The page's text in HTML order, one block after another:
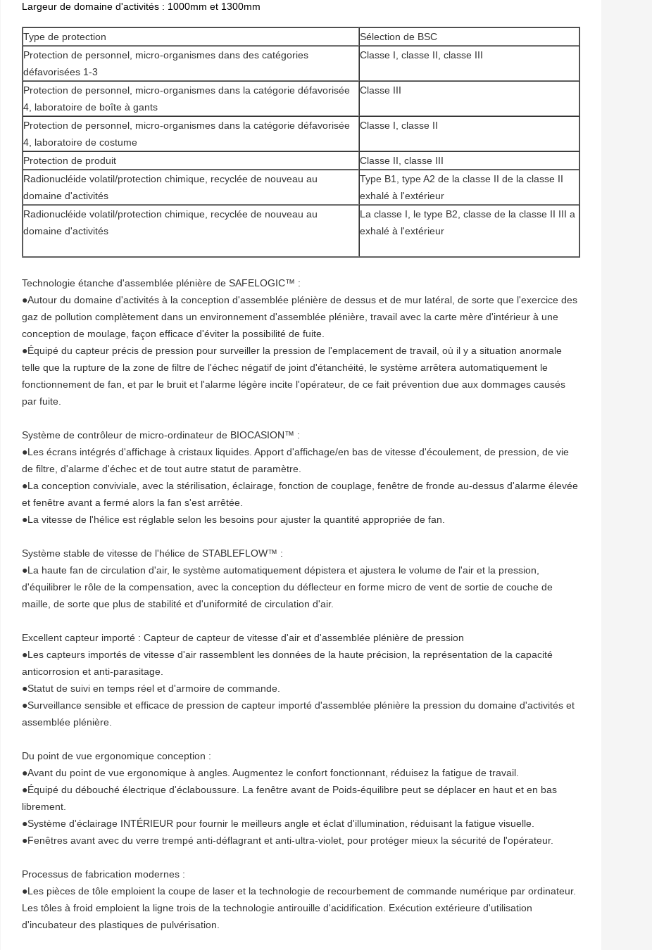
Largeur de domaine d'activités : 1000mm et 1300mm
Type de protection
Sélection de BSC
Protection de personnel, micro-organismes dans des catégories
défavorisées 1-3
Classe I, classe II, classe III
Protection de personnel, micro-organismes dans la catégorie défavorisée
4, laboratoire de boîte à gants
Classe III
Protection de personnel, micro-organismes dans la catégorie défavorisée
4, laboratoire de costume
Classe I, classe II
Protection de produit
Classe II, classe III
Radionucléide volatil/protection chimique, recyclée de nouveau au
domaine d'activités
Type B1, type A2 de la classe II de la classe II
exhalé à l'extérieur
Radionucléide volatil/protection chimique, recyclée de nouveau au
domaine d'activités
La classe I, le type B2, classe de la classe II III a
exhalé à l'extérieur
Technologie étanche d'assemblée plénière de SAFELOGIC™ :
●Autour du domaine d'activités à la conception d'assemblée plénière de dessus et de mur latéral, de sorte que l'exercice des
gaz de pollution complètement dans un environnement d'assemblée plénière, travail avec la carte mère d'intérieur à une
conception de moulage, façon efficace d'éviter la possibilité de fuite.
●Équipé du capteur précis de pression pour surveiller la pression de l'emplacement de travail, où il y a situation anormale
telle que la rupture de la zone de filtre de l'échec négatif de joint d'étanchéité, le système arrêtera automatiquement le
fonctionnement de fan, et par le bruit et l'alarme légère incite l'opérateur, de ce fait prévention due aux dommages causés
par fuite.
Système de contrôleur de micro-ordinateur de BIOCASION™ :
●Les écrans intégrés d'affichage à cristaux liquides. Apport d'affichage/en bas de vitesse d'écoulement, de pression, de vie
de filtre, d'alarme d'échec et de tout autre statut de paramètre.
●La conception conviviale, avec la stérilisation, éclairage, fonction de couplage, fenêtre de fronde au-dessus d'alarme élevée
et fenêtre avant a fermé alors la fan s'est arrêtée.
●La vitesse de l'hélice est réglable selon les besoins pour ajuster la quantité appropriée de fan.
Système stable de vitesse de l'hélice de STABLEFLOW™ :
●La haute fan de circulation d'air, le système automatiquement dépistera et ajustera le volume de l'air et la pression,
d'équilibrer le rôle de la compensation, avec la conception du déflecteur en forme micro de vent de sortie de couche de
maille, de sorte que plus de stabilité et d'uniformité de circulation d'air.
Excellent capteur importé : Capteur de capteur de vitesse d'air et d'assemblée plénière de pression
●Les capteurs importés de vitesse d'air rassemblent les données de la haute précision, la représentation de la capacité
anticorrosion et anti-parasitage.
●Statut de suivi en temps réel et d'armoire de commande.
●Surveillance sensible et efficace de pression de capteur importé d'assemblée plénière la pression du domaine d'activités et
assemblée plénière.
Du point de vue ergonomique conception :
●Avant du point de vue ergonomique à angles. Augmentez le confort fonctionnant, réduisez la fatigue de travail.
●Équipé du débouché électrique d'éclaboussure. La fenêtre avant de Poids-équilibre peut se déplacer en haut et en bas
librement.
●Système d'éclairage INTÉRIEUR pour fournir le meilleurs angle et éclat d'illumination, réduisant la fatigue visuelle.
●Fenêtres avant avec du verre trempé anti-déflagrant et anti-ultra-violet, pour protéger mieux la sécurité de l'opérateur.
Processus de fabrication modernes :
●Les pièces de tôle emploient la coupe de laser et la technologie de recourbement de commande numérique par ordinateur.
Les tôles à froid emploient la ligne trois de la technologie antirouille d'acidification. Exécution extérieure d'utilisation
d'incubateur des plastiques de pulvérisation.